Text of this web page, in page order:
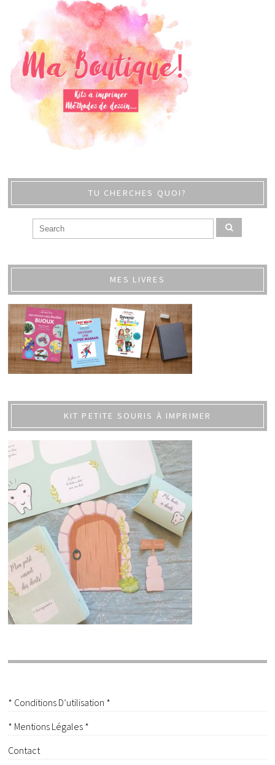
TU CHERCHES QUOI?
MES LIVRES
KIT PETITE SOURIS À IMPRIMER
* Conditions D’utilisation *
* Mentions Légales *
Contact